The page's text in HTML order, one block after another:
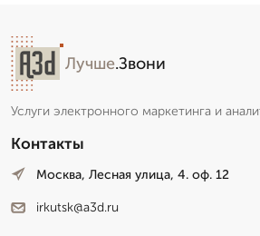
Лучше.Звони
Услуги электронного маркетинга и
Контакты
Москва, Лесная улица, 4. оф. 12
irkutsk@a3d.ru